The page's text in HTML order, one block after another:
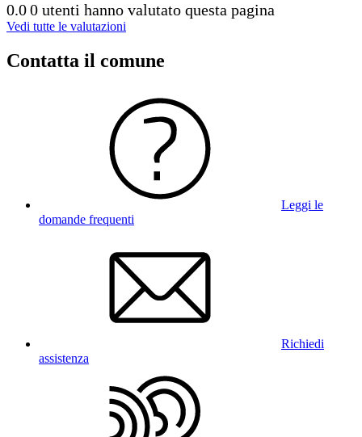
0.00 utenti hanno valutato questa pagina
Vedi tutte le valutazioni
Contatta il comune
Leggi le
domande frequenti
Richiedi
assistenza